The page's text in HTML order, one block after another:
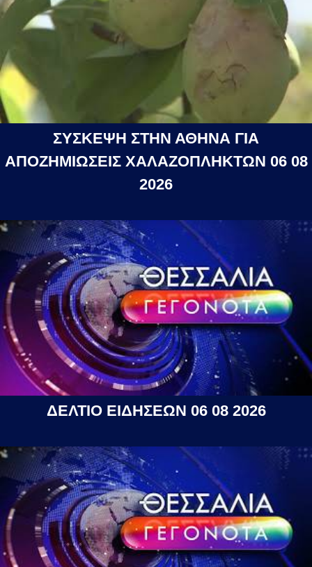
ΣΥΣΚΕΨΗ ΣΤΗΝ ΑΘΗΝΑ ΓΙΑ
ΑΠΟΖΗΜΙΩΣΕΙΣ ΧΑΛΑΖΟΠΛΗΚΤΩΝ 06 08
2026
ΔΕΛΤΙΟ ΕΙΔΗΣΕΩΝ 06 08 2026